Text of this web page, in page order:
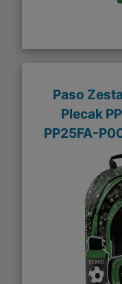
Paso
Plecak
PP25FA-